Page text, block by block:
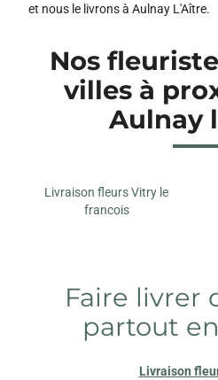
et nous le livrons à Aulnay L'Aître.
Nos
villes à
Aulnay
Livraison fleurs Vitry le
francois
Faire livrer
partout
Livraison